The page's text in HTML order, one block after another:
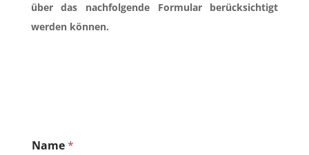
über das nachfolgende Formular berücksichtigt
werden können.
Name*